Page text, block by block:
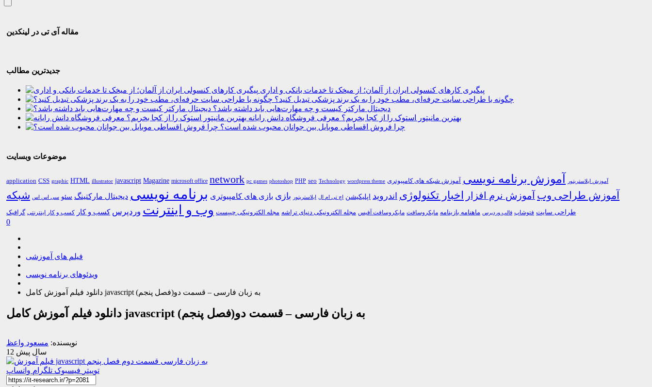
مقاله آی تی در لینکدین
جدیدترین مطالب
پیگیری کارهای کنسولی ایران از آلمان؛ از میخک تا خدمات بانکی و اداری
چگونه با طراحی سایت حرفه‌ای، مطب خود را به یک برند پزشکی تبدیل کنید؟
دیجیتال مارکتر کیست و چه مهارت‌هایی باید داشته باشد؟
بهترین مانیتور استوک را از کجا بخریم؟ معرفی فروشگاه دانش رایانه
چرا فروش اقساطی موبایل بین جوانان محبوب شده است؟
موضوعات وبسایت
application CSS graphic HTML illustrator javascript Magazine microsoft office network pc games photoshop PHP seo Technology wordpress theme آموزش ایلاستریتور آموزش برنامه نویسی آموزش شبکه های کامپیوتری
آموزش طراحی وب آموزش نرم افزار اخبار تکنولوژی اندروید اپلیکیشن اچ تی ام ال ایلاستریتور بازی بازی های کامپیوتری برنامه نویسی دیجیتال مارکتینگ سئو سی اس اس شبکه
طراحی سایت فتوشاپ قالب وردپرس ماهنامه بازینامه مایکروسافت مایکروسافت آفیس مجله الکترونیکی دنیای تراشه مجله الکترونیکی چیپست وب و اینترنت وردپرس کسب و کار کسب و کار اینترنتی گرافیک
0
فیلم های آموزشی
ویدئوهای برنامه نویسی
دانلود فیلم آموزش کامل javascript به زبان فارسی – قسمت دو(فصل پنجم)
دانلود فیلم آموزش کامل javascript به زبان فارسی – قسمت دو(فصل پنجم)
نویسنده: مسعود واعظ
12 سال پیش
توییتر فیسبوک تلگرام واتساپ